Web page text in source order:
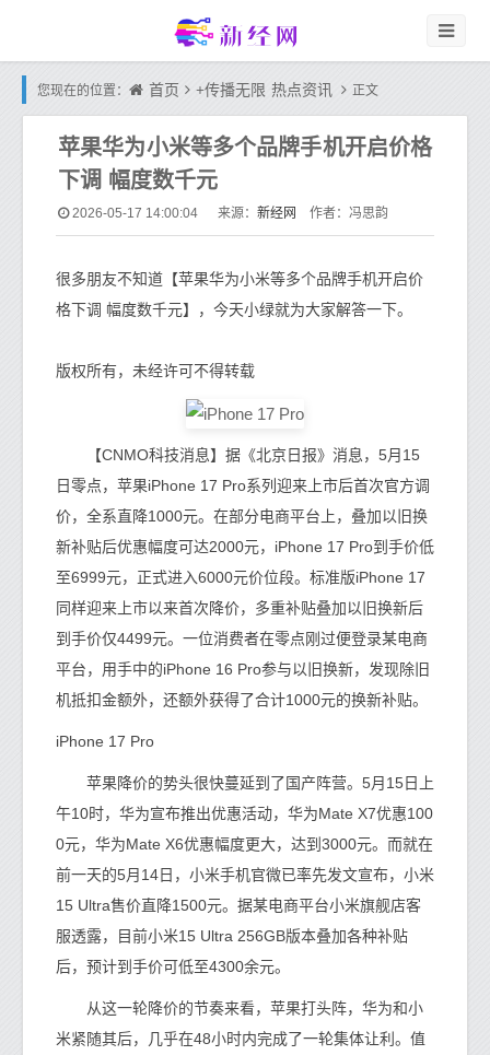
您现在的位置： 首页 +传播无限 热点资讯 正文
苹果华为小米等多个品牌手机开启价格
下调 幅度数千元
2026-05-17 14:00:04 来源： 新经网 作者：冯思韵
很多朋友不知道【苹果华为小米等多个品牌手机开启价
格下调 幅度数千元】，今天小绿就为大家解答一下。
版权所有，未经许可不得转载
【CNMO科技消息】据《北京日报》消息，5月15
日零点，苹果iPhone 17 Pro系列迎来上市后首次官方调
价，全系直降1000元。在部分电商平台上，叠加以旧换
新补贴后优惠幅度可达2000元，iPhone 17 Pro到手价低
至6999元，正式进入6000元价位段。标准版iPhone 17
同样迎来上市以来首次降价，多重补贴叠加以旧换新后
到手价仅4499元。一位消费者在零点刚过便登录某电商
平台，用手中的iPhone 16 Pro参与以旧换新，发现除旧
机抵扣金额外，还额外获得了合计1000元的换新补贴。
iPhone 17 Pro
苹果降价的势头很快蔓延到了国产阵营。5月15日上
午10时，华为宣布推出优惠活动，华为Mate X7优惠100
0元，华为Mate X6优惠幅度更大，达到3000元。而就在
前一天的5月14日，小米手机官微已率先发文宣布，小米
15 Ultra售价直降1500元。据某电商平台小米旗舰店客
服透露，目前小米15 Ultra 256GB版本叠加各种补贴
后，预计到手价可低至4300余元。
从这一轮降价的节奏来看，苹果打头阵，华为和小
米紧随其后，几乎在48小时内完成了一轮集体让利。值